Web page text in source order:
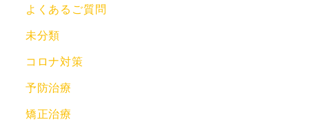
よくあるご質問
未分類
コロナ対策
予防治療
矯正治療